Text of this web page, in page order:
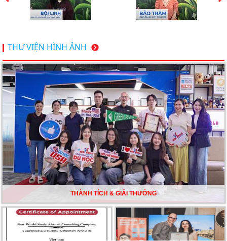
chương trình High School Completion, Washington
bạn khám phá
Du học Mỹ năm 2026: Cơ hội học tập và trải nghiệm tại
nền giáo dục hàng đầu
TƯ VẤN DU HỌC TOÀN DIỆN – BƯỚC ĐỆM VỮNG
CHẮC TỪ NEW WORLD EDUCATION
DU HỌC ÚC DẦN TRỞ THÀNH LỰA CHỌN HÀNG
ĐẦU CỦA DU HỌC SINH NĂM 2026 – VÀ TẤT CẢ
ĐỀU CÓ LÝ DO!!
CHẠM GIẤC MƠ DU HỌC MỸ – BẮT ĐẦU TỪ NGÀY
HỘI GHI DANH & SĂN HỌC BỔNG KỲ SPRING 2026
THƯ VIỆN HÌNH ẢNH
THÀNH TÍCH & GIẢI THƯỞNG